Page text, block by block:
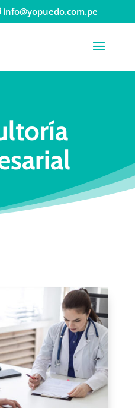
info@yopuedo.com.pe